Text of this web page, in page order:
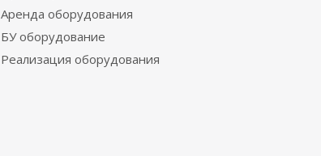
Аренда оборудования
БУ оборудование
Реализация оборудования